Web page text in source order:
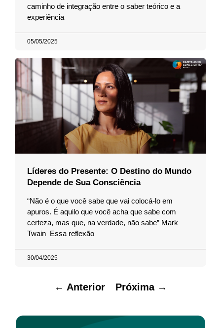
caminho de integração entre o saber teórico e a
experiência
05/05/2025
Líderes do Presente: O Destino do Mundo
Depende de Sua Consciência
“Não é o que você sabe que vai colocá-lo em
apuros. É aquilo que você acha que sabe com
certeza, mas que, na verdade, não sabe” Mark
Twain Essa reflexão
30/04/2025
← Anterior Próxima →